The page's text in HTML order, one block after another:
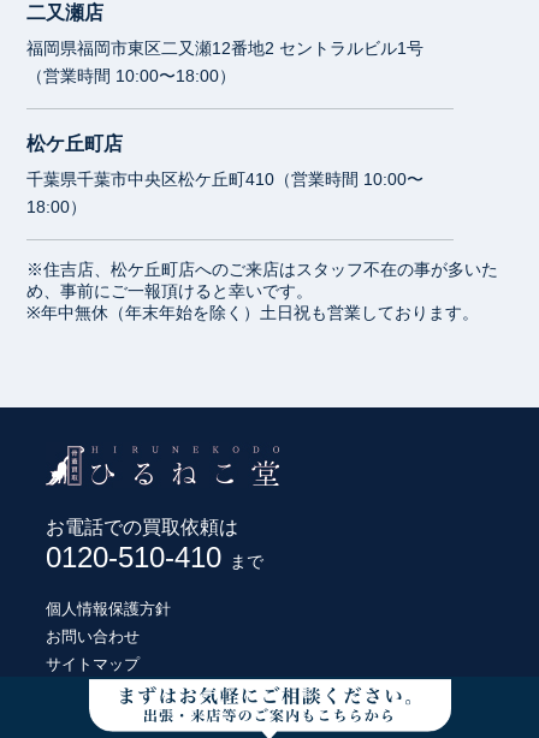
二又瀬店
福岡県福岡市東区二又瀬12番地2 セントラルビル1号
（営業時間 10:00〜18:00）
松ケ丘町店
千葉県千葉市中央区松ケ丘町410（営業時間 10:00〜
18:00）
※住吉店、松ケ丘町店へのご来店はスタッフ不在の事が多いた
め、事前にご一報頂けると幸いです。
※年中無休（年末年始を除く）土日祝も営業しております。
お電話での買取依頼は
0120-510-410 まで
個人情報保護方針
お問い合わせ
サイトマップ
© HIRUNEKODO CO., LTD.